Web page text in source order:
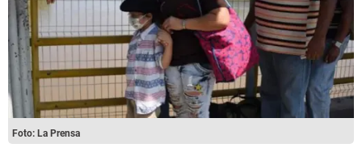
Foto: La Prensa